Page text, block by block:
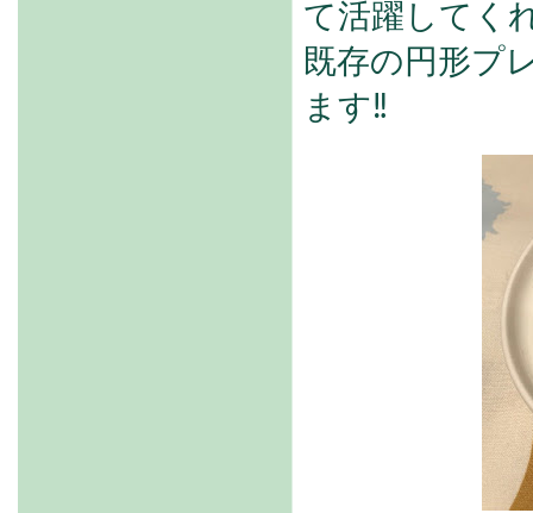
て活躍してく
既存の円形プ
ます‼